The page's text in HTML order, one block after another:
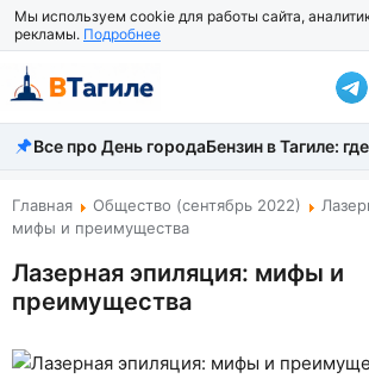
Мы используем cookie для работы сайта,
рекламы. Подробнее
Все новости
Происшествия
Власть
Жизнь
Все про День городаБензин в Тагиле:
Главная Общество (сентябрь 2022)
мифы и преимущества
Лазерная эпиляция: мифы и
преимущества